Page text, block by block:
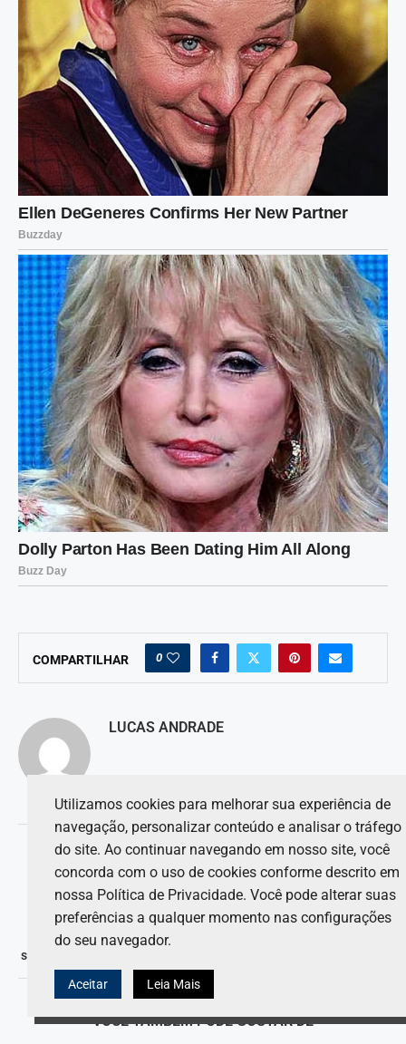
COMPARTILHAR 0
LUCAS ANDRADE
artigo anterior
Russell esclarece mal-entendido sobre os pneus no Q3 e
reconhece a frustração.
próximo artigo
Martin Brundle suspeita que George Russell não ficará
satisfeito com a Mercedes após ‘incidente estranho’ em Monza.
VOCÊ TAMBÉM PODE GOSTAR DE
Utilizamos cookies para melhorar sua experiência de
navegação, personalizar conteúdo e analisar o tráfego
do site. Ao continuar navegando em nosso site, você
concorda com o uso de cookies conforme descrito em
nossa Política de Privacidade. Você pode alterar suas
preferências a qualquer momento nas configurações
do seu navegador.
Aceitar Leia Mais